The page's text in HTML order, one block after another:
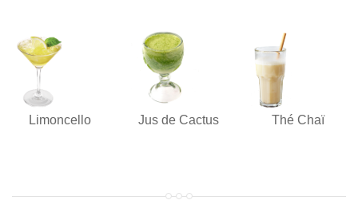
Limoncello Jus de Cactus Thé Chaï